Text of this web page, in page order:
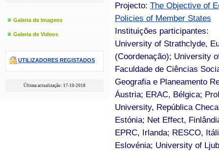
Projecto: The Objective of
Policies of Member States
Instituições participantes:
University of Strathclyde,
(Coordenação); University
Faculdade de Ciências
Geografia e Planeamento
Áustria; ERAC, Bélgica;
University, República
Estónia; Net Effect,
EPRC, Irlanda; RESCO,
Eslovénia; University of
Galeria de Imagens
Galeria de Videos
UTILIZADORES REGISTADOS
Última actualização: 17-10-2018